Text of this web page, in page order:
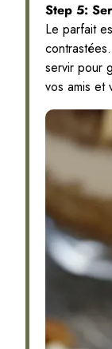
Step 5:
Le parfait
servir pour
vos amis et